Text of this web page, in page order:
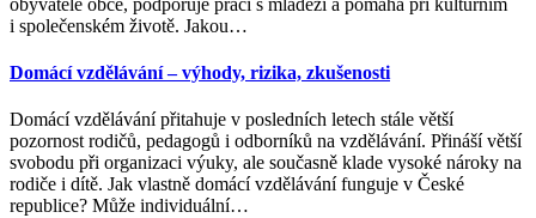
i společenském životě. Jakou…
Domácí vzdělávání – výhody, rizika, zkušenosti
Domácí vzdělávání přitahuje v posledních letech stále větší
pozornost rodičů, pedagogů i odborníků na vzdělávání. Přináší větší
svobodu při organizaci výuky, ale současně klade vysoké nároky na
rodiče i dítě. Jak vlastně domácí vzdělávání funguje v České
republice? Může individuální…